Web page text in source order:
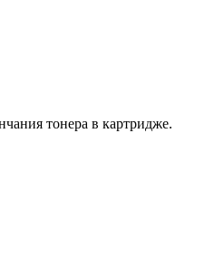
тонера в картридже.